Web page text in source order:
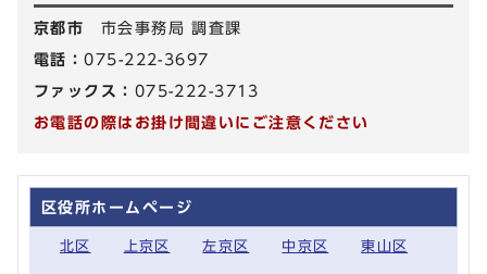
京都市 市会事務局 調査課
電話：075-222-3697
ファックス： 075-222-3713
お電話の際はお掛け間違いにご注意ください
区役所ホームページ
北区 上京区 左京区 中京区 東山区